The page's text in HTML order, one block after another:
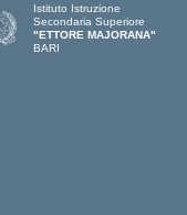
Istituto Istruzione
Secondaria Superiore
"ETTORE MAJORANA"
BARI